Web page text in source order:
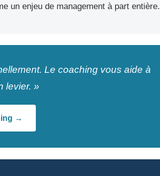
un enjeu de management à part entière.
Le coaching vous aide à
levier. »
→